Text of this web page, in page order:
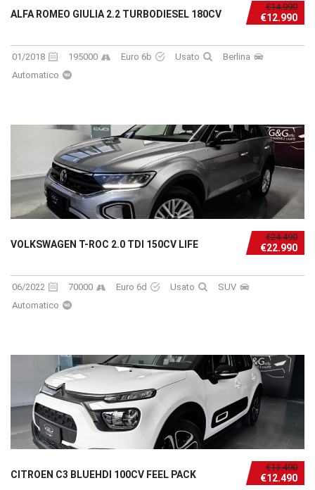
€14.990
€12.990
ALFA ROMEO GIULIA 2.2 TURBODIESEL 180CV
01/2018 195000 Euro 6b Usato
Berlina
Automatico
€24.490
€22.990
VOLKSWAGEN T-ROC 2.0 TDI 150CV LIFE
06/2022 70000 Euro 6d Usato
SUV
Automatico
€13.490
€12.490
CITROEN C3 BLUEHDI 100CV FEEL PACK